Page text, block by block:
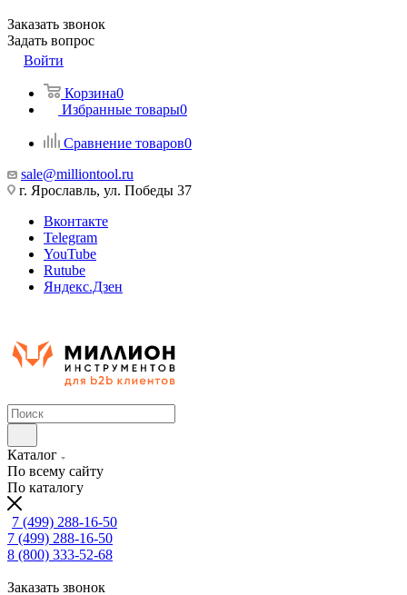
Заказать звонок
Задать вопрос
Войти
Корзина0
Избранные товары0
Сравнение товаров0
sale@milliontool.ru
г. Ярославль, ул. Победы 37
Вконтакте
Telegram
YouTube
Rutube
Яндекс.Дзен
Каталог
По всему сайту
По каталогу
7 (499) 288-16-50
7 (499) 288-16-50
8 (800) 333-52-68
Заказать звонок